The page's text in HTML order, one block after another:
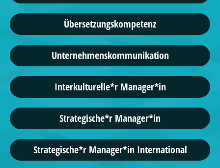
Übersetzungskompetenz
Unternehmenskommunikation
Interkulturelle*r Manager*in
Strategische*r Manager*in
Strategische*r Manager*in International